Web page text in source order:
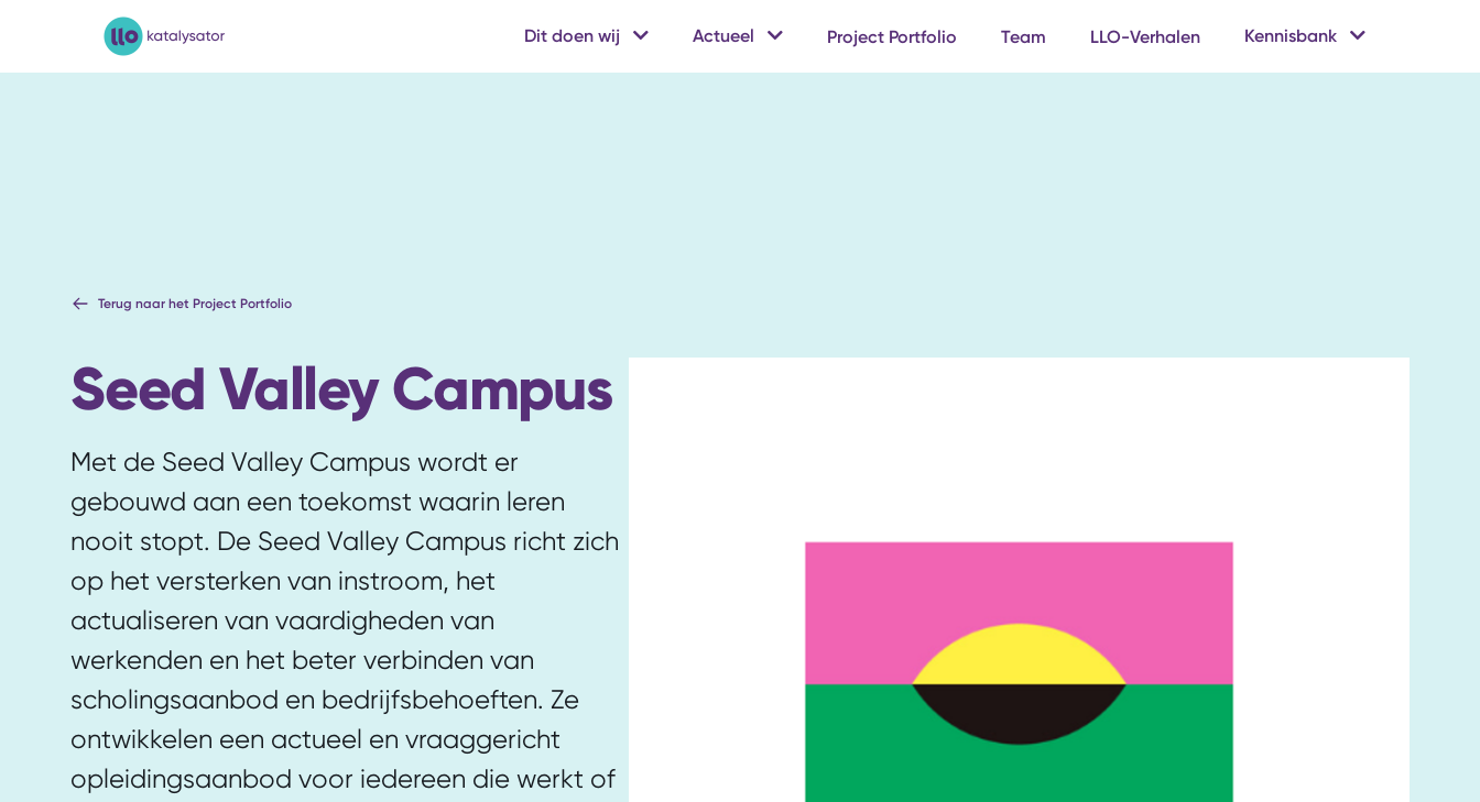
LLO-Katalysator Dit doen wij Actueel Project Portfolio Team LLO-Verhalen Kennisbank
Terug naar het Project Portfolio
Seed Valley Campus
Met de Seed Valley Campus wordt er
gebouwd aan een toekomst waarin leren
nooit stopt. De Seed Valley Campus richt zich
op het versterken van instroom, het
actualiseren van vaardigheden van
werkenden en het beter verbinden van
scholingsaanbod en bedrijfsbehoeften. Ze
ontwikkelen een actueel en vraaggericht
opleidingsaanbod voor iedereen die werkt of